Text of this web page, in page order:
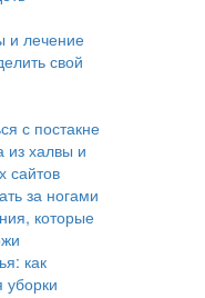
и лечение
свой
с постакне
из халвы и
сайтов
за ногами
которые
как
уборки